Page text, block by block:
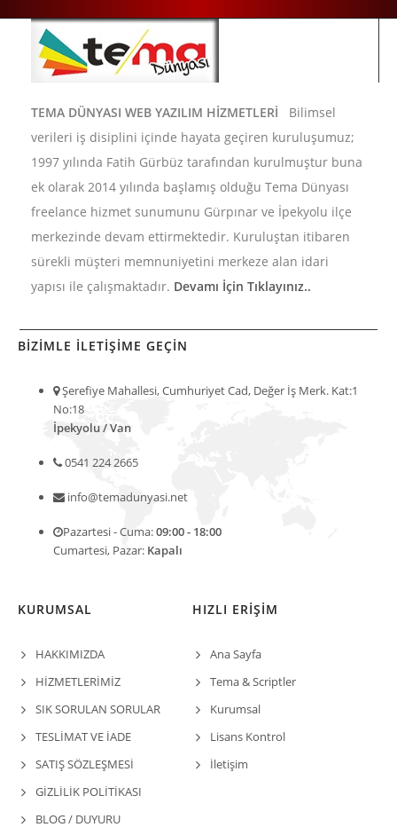
TEMA DÜNYASI WEB YAZILIM HİZMETLERİ
Bilimsel
verileri iş disiplini içinde hayata geçiren kuruluşumuz;
1997 yılında Fatih Gürbüz tarafından kurulmuştur buna
ek olarak 2014 yılında başlamış olduğu Tema Dünyası
freelance hizmet sunumunu Gürpınar ve İpekyolu ilçe
merkezinde devam ettirmektedir. Kuruluştan itibaren
sürekli müşteri memnuniyetini merkeze alan idari
yapısı ile çalışmaktadır. Devamı İçin Tıklayınız..
BİZİMLE İLETİŞİME GEÇİN
Şerefiye Mahallesi, Cumhuriyet Cad, Değer İş Merk. Kat:1
No:18
İpekyolu / Van
0541 224 2665
info@temadunyasi.net
Pazartesi - Cuma:09:00 - 18:00
Cumartesi, Pazar: Kapalı
KURUMSAL
HAKKIMIZDA
HİZMETLERİMİZ
SIK SORULAN SORULAR
TESLİMAT VE İADE
SATIŞ SÖZLEŞMESİ
GİZLİLİK POLİTİKASI
BLOG / DUYURU
HIZLI ERİŞİM
Ana Sayfa
Tema & Scriptler
Kurumsal
Lisans Kontrol
İletişim